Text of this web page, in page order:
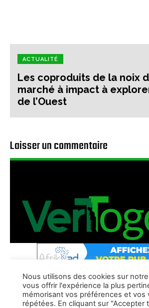
ACTUALITÉ
Les coproduits de la noix
marché à impact à
de l’Ouest
Laisser un commentaire